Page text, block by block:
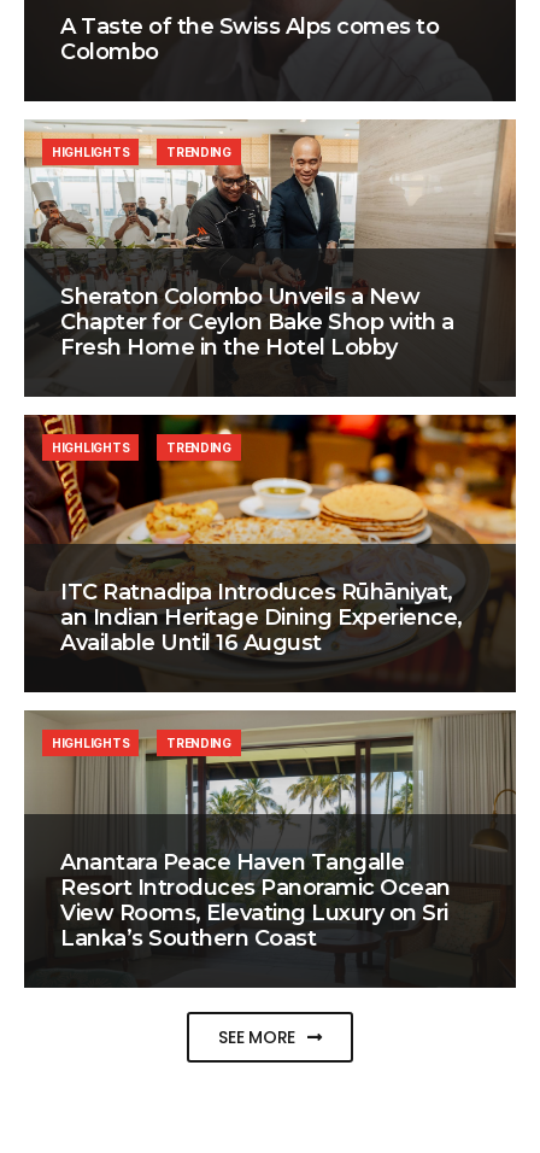
A Taste of the Swiss Alps comes to
Colombo
Sheraton Colombo Unveils a New
Chapter for Ceylon Bake Shop with a
Fresh Home in the Hotel Lobby
HIGHLIGHTS TRENDING
ITC Ratnadipa Introduces Rūhāniyat,
an Indian Heritage Dining Experience,
Available Until 16 August
HIGHLIGHTS TRENDING
Anantara Peace Haven Tangalle
Resort Introduces Panoramic Ocean
View Rooms, Elevating Luxury on Sri
Lanka’s Southern Coast
HIGHLIGHTS TRENDING
SEE MORE